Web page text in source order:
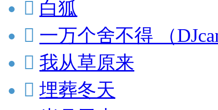
 白狐
 一万个舍不得 （
 我从草原来
 埋葬冬天